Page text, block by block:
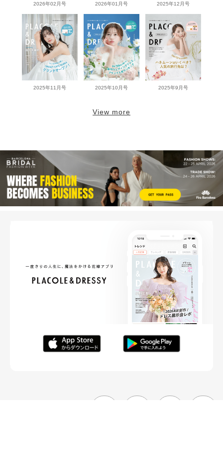
2026年02月号 2026年01月号 2025年12月号
2025年11月号 2025年10月号 2025年9月号
View more